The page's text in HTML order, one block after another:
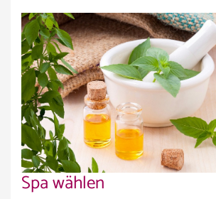
Spa wählen